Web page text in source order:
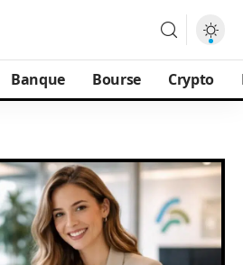
Banque Bourse Crypto